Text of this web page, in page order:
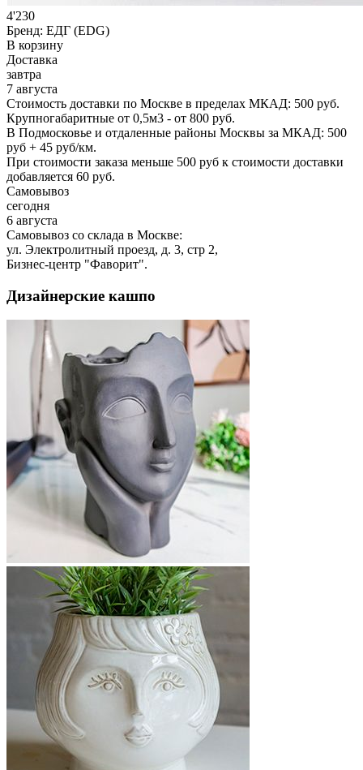
4'230
Бренд: ЕДГ (EDG)
В корзину
Доставка
завтра
7 августа
Стоимость доставки по Москве в пределах МКАД: 500 руб.
Крупногабаритные от 0,5м3 - от 800 руб.
В Подмосковье и отдаленные районы Москвы за МКАД: 500
руб + 45 руб/км.
При стоимости заказа меньше 500 руб к стоимости доставки
добавляется 60 руб.
Самовывоз
сегодня
6 августа
Самовывоз со склада в Москве:
ул. Электролитный проезд, д. 3, стр 2,
Бизнес-центр "Фаворит".
Дизайнерские кашпо